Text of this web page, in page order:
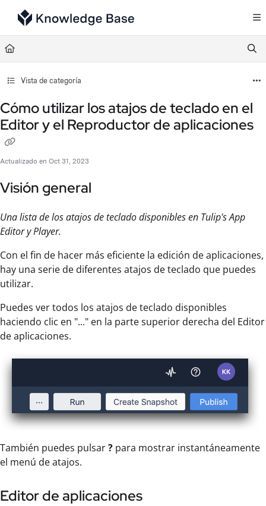
Documentation Index
Fetch the complete documentation index at:
Use this file to discover all available pages before exploring further.
Vista de categoría
Cómo utilizar los atajos de teclado en el
Editor y el Reproductor de aplicaciones
Actualizado en Oct 31, 2023
Visión general
Una lista de los atajos de teclado disponibles en Tulip's App
Editor y Player.
Con el fin de hacer más eficiente la edición de aplicaciones,
hay una serie de diferentes atajos de teclado que puedes
utilizar.
Puedes ver todos los atajos de teclado disponibles
haciendo clic en "..." en la parte superior derecha del Editor
de aplicaciones.
También puedes pulsar? para mostrar instantáneamente
el menú de atajos.
Editor de aplicaciones